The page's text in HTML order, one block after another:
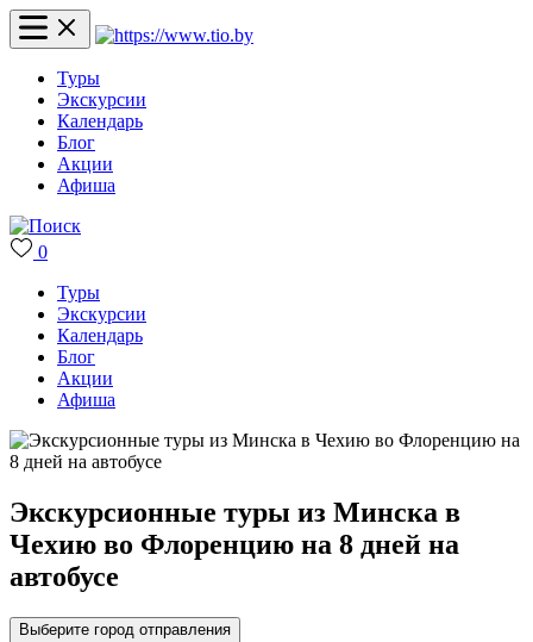
Туры
Экскурсии
Календарь
Блог
Акции
Афиша
0
Туры
Экскурсии
Календарь
Блог
Акции
Афиша
Экскурсионные туры из Минска в
Чехию во Флоренцию на 8 дней на
автобусе
Выберите город отправления